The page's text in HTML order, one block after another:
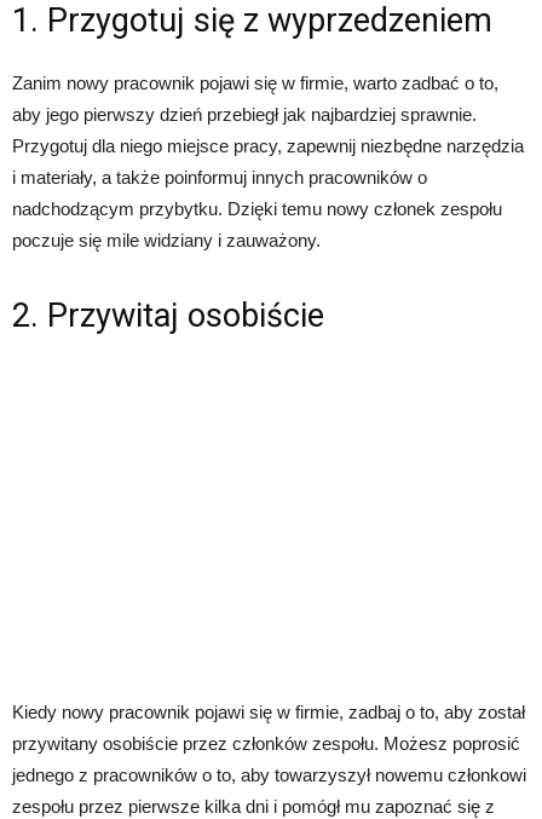
1. Przygotuj się z wyprzedzeniem
Zanim nowy pracownik pojawi się w firmie, warto zadbać o to,
aby jego pierwszy dzień przebiegł jak najbardziej sprawnie.
Przygotuj dla niego miejsce pracy, zapewnij niezbędne narzędzia
i materiały, a także poinformuj innych pracowników o
nadchodzącym przybytku. Dzięki temu nowy członek zespołu
poczuje się mile widziany i zauważony.
2. Przywitaj osobiście
Kiedy nowy pracownik pojawi się w firmie, zadbaj o to, aby został
przywitany osobiście przez członków zespołu. Możesz poprosić
jednego z pracowników o to, aby towarzyszył nowemu członkowi
zespołu przez pierwsze kilka dni i pomógł mu zapoznać się z